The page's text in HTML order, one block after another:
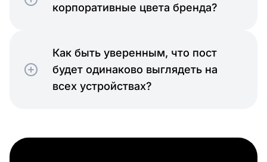
корпоративные цвета бренда?
Как быть уверенным, что пост
будет одинаково выглядеть на
всех устройствах?